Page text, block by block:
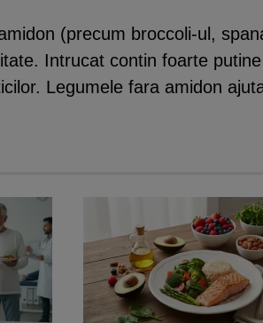
(precum broccoli-ul,
Intrucat contin foarte
Legumele fara amidon